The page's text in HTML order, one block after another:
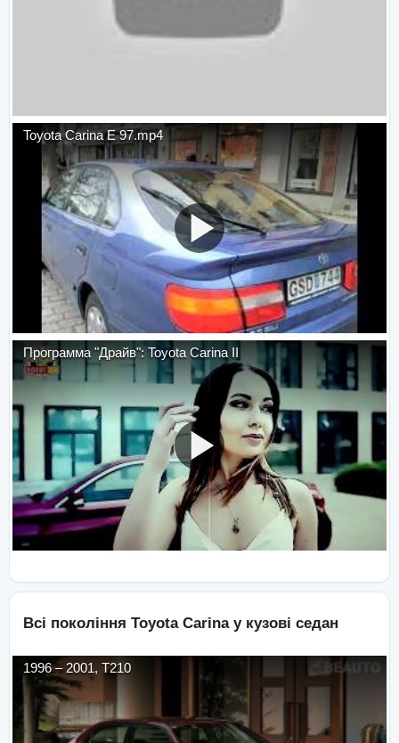
Toyota Carina E 97.mp4
Программа "Драйв": Toyota Carina II
Всі покоління Toyota Carina у кузові седан
1996–2001, T210